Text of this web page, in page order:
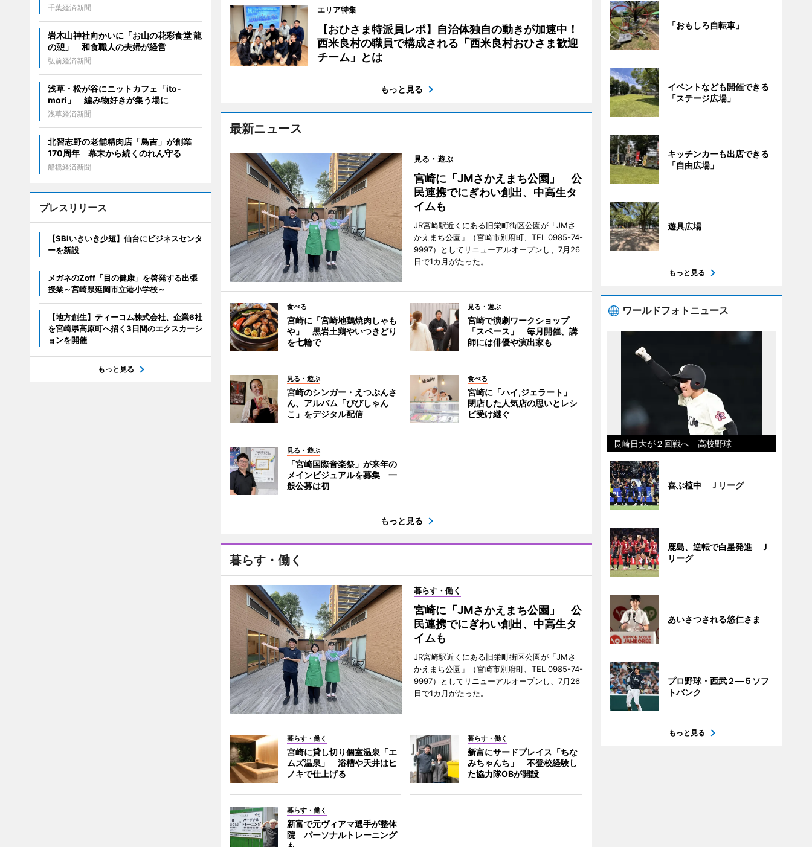
エリア特集
【おひさま特派員レポ】自治体独自の動きが加速中！
西米良村の職員で構成される「西米良村おひさま歓迎
チーム」とは
もっと見る
最新ニュース
見る・遊ぶ
宮崎に「JMさかえまち公園」 公
民連携でにぎわい創出、中高生タ
イムも
JR宮崎駅近くにある旧栄町街区公園が「JMさ
かえまち公園」（宮崎市別府町、TEL 0985-74-
9997）としてリニューアルオープンし、7月26
日で1カ月がたった。
食べる
宮崎に「宮崎地鶏焼肉しゃも
や」 黒岩土鶏やいつきどり
を七輪で
見る・遊ぶ
宮崎で演劇ワークショップ
「スペース」 毎月開催、講
師には俳優や演出家も
見る・遊ぶ
宮崎のシンガー・えつぷんさ
ん、アルバム「びびしゃん
こ」をデジタル配信
食べる
宮崎に「ハイ,ジェラート」
閉店した人気店の思いとレシ
ピ受け継ぐ
見る・遊ぶ
「宮崎国際音楽祭」が来年の
メインビジュアルを募集 一
般公募は初
もっと見る
暮らす・働く
暮らす・働く
宮崎に「JMさかえまち公園」 公
民連携でにぎわい創出、中高生タ
イムも
JR宮崎駅近くにある旧栄町街区公園が「JMさ
かえまち公園」（宮崎市別府町、TEL 0985-74-
9997）としてリニューアルオープンし、7月26
日で1カ月がたった。
暮らす・働く
宮崎に貸し切り個室温泉「エ
ムズ温泉」 浴槽や天井はヒ
ノキで仕上げる
暮らす・働く
新富にサードプレイス「ちな
みちゃんち」 不登校経験し
た協力隊OBが開設
暮らす・働く
新富で元ヴィアマ選手が整体
院 パーソナルトレーニング
千葉経済新聞
岩木山神社向かいに「お山の花彩食堂 龍
の憩」 和食職人の夫婦が経営
弘前経済新聞
浅草・松が谷にニットカフェ「ito-
mori」 編み物好きが集う場に
浅草経済新聞
北習志野の老舗精肉店「鳥吉」が創業
170周年 幕末から続くのれん守る
船橋経済新聞
プレスリリース
【SBIいきいき少短】仙台にビジネスセンタ
ーを新設
メガネのZoff「目の健康」を啓発する出張
授業～宮崎県延岡市立港小学校～
【地方創生】ティーコム株式会社、企業6社
を宮崎県高原町へ招く3日間のエクスカーシ
ョンを開催
もっと見る
「おもしろ自転車」
イベントなども開催できる
「ステージ広場」
キッチンカーも出店できる
「自由広場」
遊具広場
もっと見る
ワールドフォトニュース
長崎日大が２回戦へ 高校野球
喜ぶ植中 Ｊリーグ
鹿島、逆転で白星発進 Ｊ
リーグ
あいさつされる悠仁さま
プロ野球・西武２―５ソフ
トバンク
もっと見る